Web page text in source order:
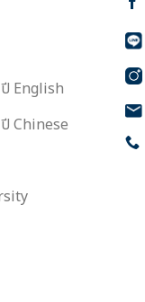
English
Chinese